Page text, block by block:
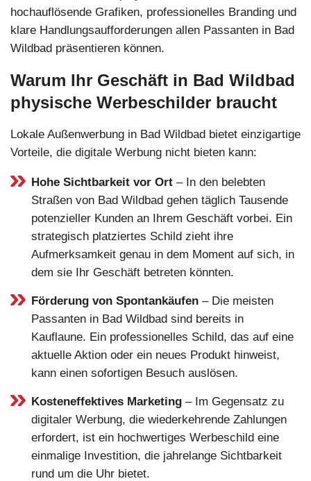
hochauflösende Grafiken, professionelles Branding und
klare Handlungsaufforderungen allen Passanten in Bad
Wildbad präsentieren können.
Warum Ihr Geschäft in Bad Wildbad
physische Werbeschilder braucht
Lokale Außenwerbung in Bad Wildbad bietet einzigartige
Vorteile, die digitale Werbung nicht bieten kann:
Hohe Sichtbarkeit vor Ort – In den belebten
Straßen von Bad Wildbad gehen täglich Tausende
potenzieller Kunden an Ihrem Geschäft vorbei. Ein
strategisch platziertes Schild zieht ihre
Aufmerksamkeit genau in dem Moment auf sich, in
dem sie Ihr Geschäft betreten könnten.
Förderung von Spontankäufen – Die meisten
Passanten in Bad Wildbad sind bereits in
Kauflaune. Ein professionelles Schild, das auf eine
aktuelle Aktion oder ein neues Produkt hinweist,
kann einen sofortigen Besuch auslösen.
Kosteneffektives Marketing – Im Gegensatz zu
digitaler Werbung, die wiederkehrende Zahlungen
erfordert, ist ein hochwertiges Werbeschild eine
einmalige Investition, die jahrelange Sichtbarkeit
rund um die Uhr bietet.